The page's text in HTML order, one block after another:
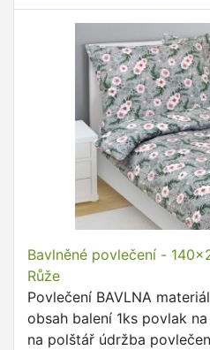
Bavlněné povlečení -
Růže
Povlečení BAVLNA
obsah balení 1ks povlak
na polštář údržba